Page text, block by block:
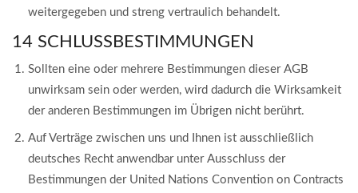
weitergegeben und streng vertraulich behandelt.
14 SCHLUSSBESTIMMUNGEN
Sollten eine oder mehrere Bestimmungen dieser AGB
unwirksam sein oder werden, wird dadurch die Wirksamkeit
der anderen Bestimmungen im Übrigen nicht berührt.
Auf Verträge zwischen uns und Ihnen ist ausschließlich
deutsches Recht anwendbar unter Ausschluss der
Bestimmungen der United Nations Convention on Contracts